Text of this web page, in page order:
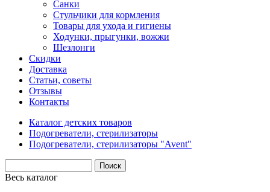
Санки
Стульчики для кормления
Товары для ухода и гигиены
Ходунки, прыгунки, вожжи
Шезлонги
Скидки
Доставка
Статьи, советы
Отзывы
Контакты
Каталог детских товаров
Подогреватели, стерилизаторы
Подогреватели, стерилизаторы "Avent"
Весь каталог